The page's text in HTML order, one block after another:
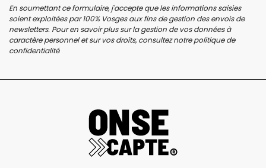
En soumettant ce formulaire, j'accepte que les informations saisies
soient exploitées par 100% Vosges aux fins de gestion des envois de
newsletters. Pour en savoir plus sur la gestion de vos données à
caractère personnel et sur vos droits, consultez notrepolitique de
confidentialité